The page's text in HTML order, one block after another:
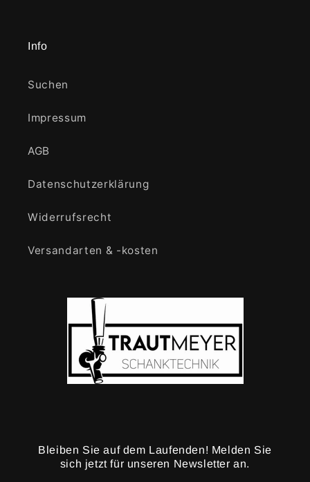
Info
Suchen
Impressum
AGB
Datenschutzerklärung
Widerrufsrecht
Versandarten & -kosten
Bleiben Sie auf dem Laufenden! Melden Sie
sich jetzt für unseren Newsletter an.